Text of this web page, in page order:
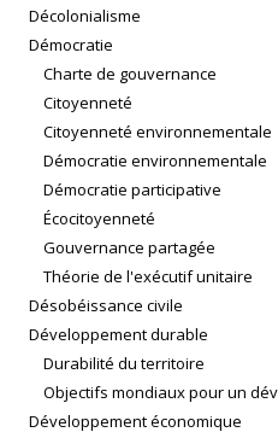
Décolonialisme
Démocratie
Charte de gouvernance
Citoyenneté
Citoyenneté environnementale
Démocratie environnementale
Démocratie participative
Écocitoyenneté
Gouvernance partagée
Théorie de l'exécutif unitaire
Désobéissance civile
Développement durable
Durabilité du territoire
Objectifs mondiaux pour un
Développement économique